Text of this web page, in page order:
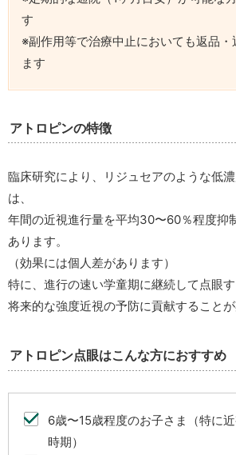
す
※副作用等で治療中止においても返品
ます
アトロピンの特徴
臨床研究により、リジュセアのような低
は、
年間の近視進行量を平均30〜60％程度抑
あります。
（効果には個人差があります）
特に、進行の速い学童期に継続して点眼す
将来的な強度近視の予防に貢献することが
アトロピン点眼はこんな方におすすめ
6歳〜15歳程度のお子さま（特に
時期）